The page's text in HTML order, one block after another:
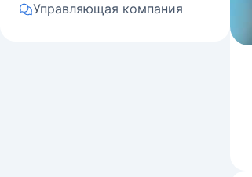
Управляющая компания